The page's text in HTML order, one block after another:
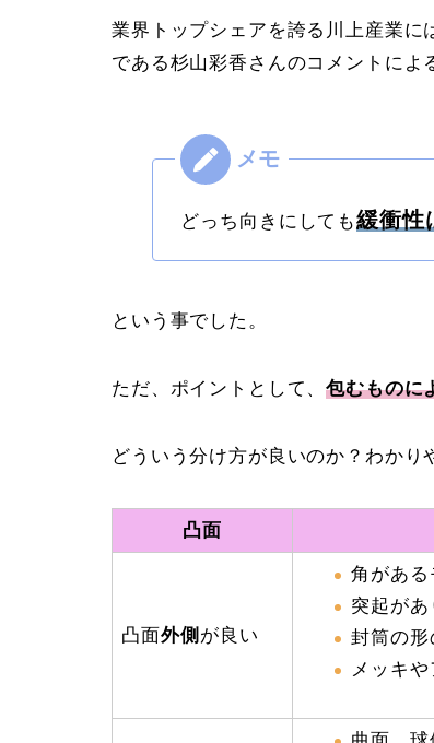
業界トップシェアを誇る川上産業に
である杉山彩香さんのコメントによ
どっち向きにしても緩衝性
という事でした。
ただ、ポイントとして、包むものに
どういう分け方が良いのか？わかり
凸面
凸面外側 が良い
角がある
突起があ
封筒の形
メッキ